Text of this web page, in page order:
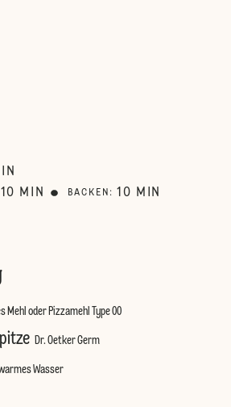
10 MIN BACKEN : 10 MIN
Mehl oder Pizzamehl Type 00
Dr. Oetker Germ
Wasser